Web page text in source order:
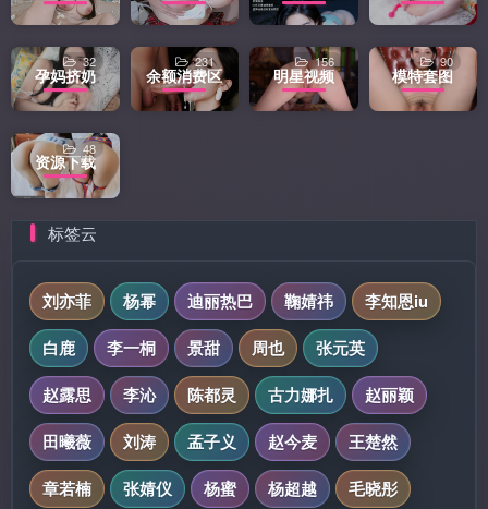
孕妈挤奶
32
余额消费区
231
明星视频
156
模特套图
90
资源下载
48
标签云
刘亦菲 杨幂 迪丽热巴 鞠婧祎
李知恩iu
白鹿
李一桐 景甜 周也
张元英
赵露思
李沁 陈都灵 古力娜扎
赵丽颖
田曦薇
刘涛 孟子义 赵今麦
王楚然
章若楠
张婧仪 杨蜜 杨超越
毛晓彤